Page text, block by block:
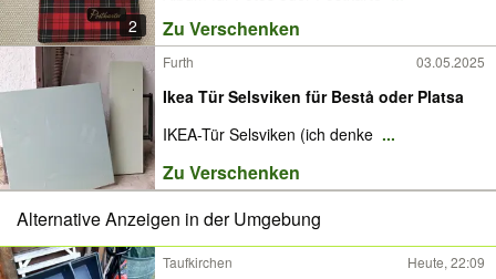
2 Zu Verschenken
Furth 03.05.2025
Ikea Tür Selsviken für Bestå oder Platsa
IKEA-Tür Selsviken (ich denke ...
Zu Verschenken
Alternative Anzeigen in der Umgebung
Taufkirchen Heute, 22:09